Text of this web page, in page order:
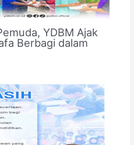
YDBM Ajak
Berbagi dalam